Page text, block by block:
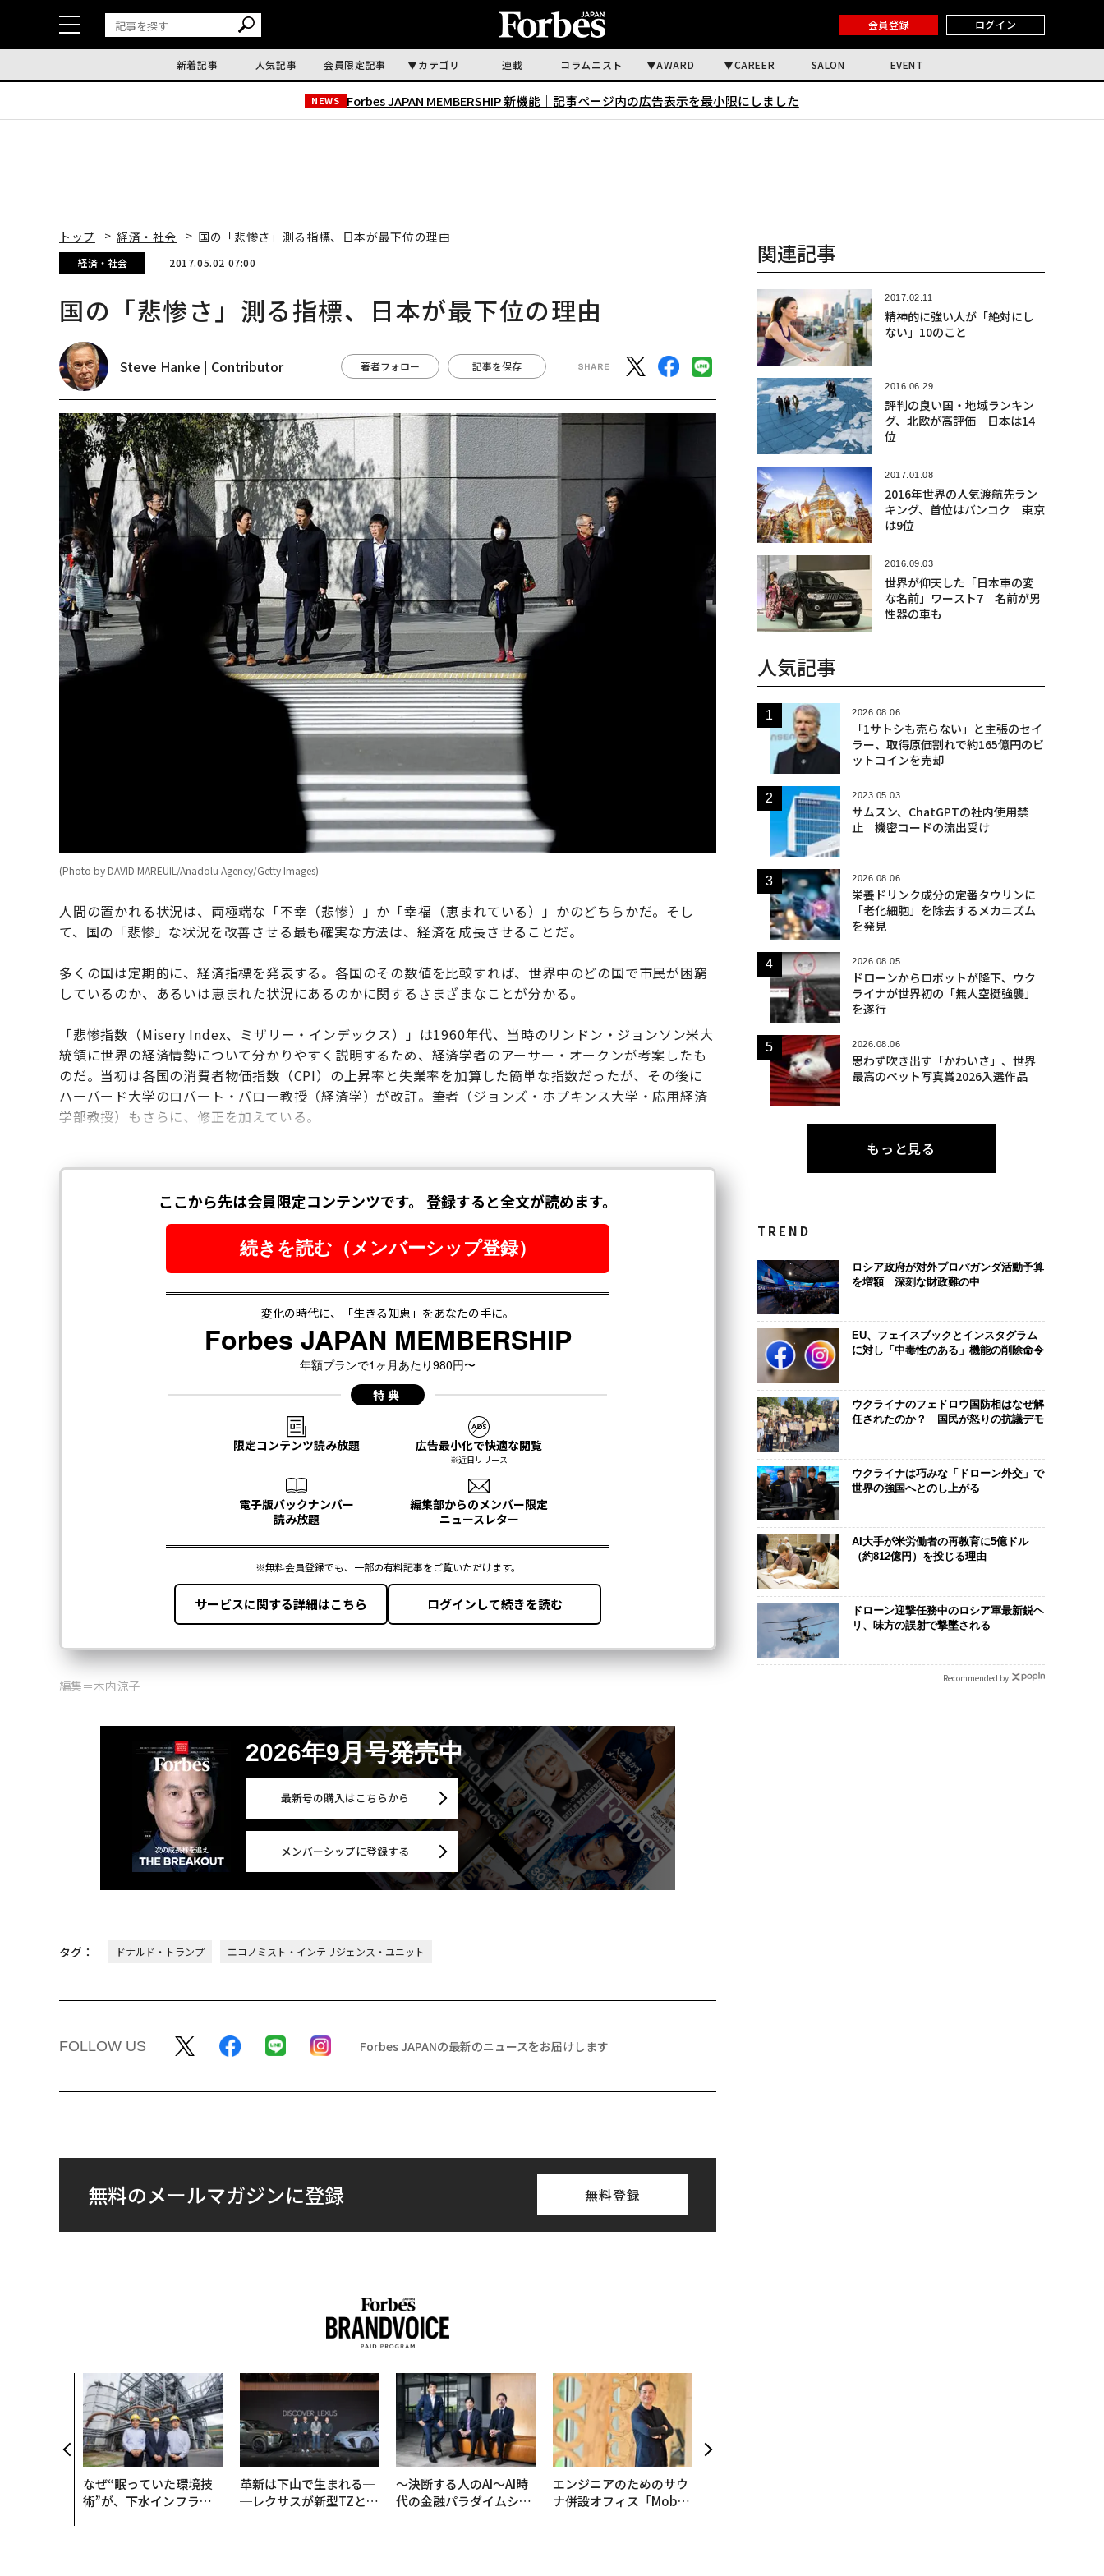
会員登録 ログイン
新着記事 人気記事 会員限定記事 カテゴリ 連載 コラムニスト AWARD CAREER SALON EVENT
NEWS Forbes JAPAN MEMBERSHIP 新機能｜ 記事ページ内の広告表示を最小限にしました
トップ 経済・社会 国の「悲惨さ」測る指標、日本が最下位の理由
経済・社会 2017.05.02 07:00
国の「悲惨さ」測る指標、日本が最下位の理由
Steve Hanke | Contributor 著者フォロー 記事を保存
(Photo by DAVID MAREUIL/Anadolu Agency/Getty Images)
人間の置かれる状況は、両極端な「不幸（悲惨）」か「幸福（恵まれている）」かのどちらかだ。そし
て、国の「悲惨」な状況を改善させる最も確実な方法は、経済を成長させることだ。
多くの国は定期的に、経済指標を発表する。各国のその数値を比較すれば、世界中のどの国で市民が困窮
しているのか、あるいは恵まれた状況にあるのかに関するさまざまなことが分かる。
「悲惨指数（Misery Index、ミザリー・インデックス）」は1960年代、当時のリンドン・ジョンソン米大
統領に世界の経済情勢について分かりやすく説明するため、経済学者のアーサー・オークンが考案したも
のだ。当初は各国の消費者物価指数（CPI）の上昇率と失業率を加算した簡単な指数だったが、その後に
ハーバード大学のロバート・バロー教授（経済学）が改訂。筆者（ジョンズ・ホプキンス大学・応用経済
学部教授）もさらに、修正を加えている。
編集＝木内涼子
2026年9月号発売中
最新号の購入はこちらから
メンバーシップに登録する
タグ： ドナルド・トランプ エコノミスト・インテリジェンス・ユニット
FOLLOW US Forbes JAPANの最新のニュースをお届けします
無料のメールマガジンに登録 無料登録
なぜ“眠っていた環境技
術”が、下水インフラを
革新は下山で生まれる─
─レクサスが新型TZとE
〜決断する人のAI〜AI時
代の金融パラダイムシフ
エンジニアのためのサウ
ナ併設オフィス「Mobiu
関連記事
2017.02.11
精神的に強い人が「絶対にし
ない」10のこと
2016.06.29
評判の良い国・地域ランキン
グ、北欧が高評価 日本は14
位
2017.01.08
2016年世界の人気渡航先ラン
キング、首位はバンコク 東京
は9位
2016.09.03
世界が仰天した「日本車の変
な名前」ワースト7 名前が男
性器の車も
人気記事
2026.08.06
「1サトシも売らない」と主張のセイ
ラー、取得原価割れで約165億円のビ
ットコインを売却
2023.05.03
サムスン、ChatGPTの社内使用禁
止 機密コードの流出受け
2026.08.06
栄養ドリンク成分の定番タウリンに
「老化細胞」を除去するメカニズム
を発見
2026.08.05
ドローンからロボットが降下、ウク
ライナが世界初の「無人空挺強襲」
を遂行
2026.08.06
思わず吹き出す「かわいさ」、世界
最高のペット写真賞2026入選作品
もっと見る
TREND
ロシア政府が対外プロパガンダ活動予算
を増額 深刻な財政難の中
EU、フェイスブックとインスタグラム
に対し「中毒性のある」機能の削除命令
ウクライナのフェドロウ国防相はなぜ解
任されたのか？ 国民が怒りの抗議デモ
ウクライナは巧みな「ドローン外交」で
世界の強国へとのし上がる
AI大手が米労働者の再教育に5億ドル
（約812億円）を投じる理由
ドローン迎撃任務中のロシア軍最新鋭ヘ
リ、味方の誤射で撃墜される
Recommended by